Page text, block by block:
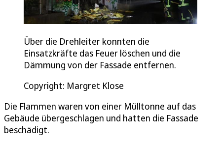
Über die Drehleiter konnten die
Einsatzkräfte das Feuer löschen und die
Dämmung von der Fassade entfernen.
Copyright: Margret Klose
Die Flammen waren von einer Mülltonne auf das
Gebäude übergeschlagen und hatten die Fassade
beschädigt.